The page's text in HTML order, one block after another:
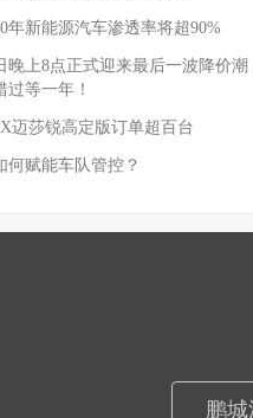
年新能源汽车渗透率将超90%
晚上8点正式迎来最后一波降价
等一年！
迈莎锐高定版订单超百台
赋能车队管控？
鹏